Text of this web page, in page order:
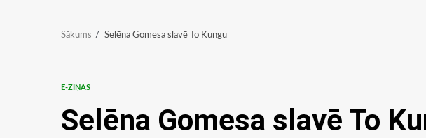
Sākums Selēna Gomesa slavē To Kungu
E-ZIŅAS
Selēna Gomesa slavē To